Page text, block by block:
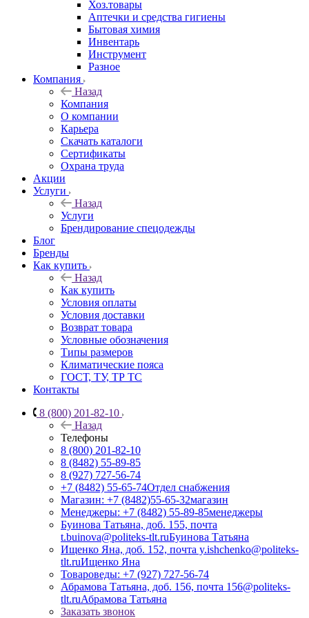
Хоз.товары
Аптечки и средства гигиены
Бытовая химия
Инвентарь
Инструмент
Разное
Компания
Назад
Компания
О компании
Карьера
Cкачать каталоги
Сертификаты
Охрана труда
Акции
Услуги
Назад
Услуги
Брендирование спецодежды
Блог
Бренды
Как купить
Назад
Как купить
Условия оплаты
Условия доставки
Возврат товара
Условные обозначения
Типы размеров
Климатические пояса
ГОСТ, ТУ, ТР ТС
Контакты
8 (800) 201-82-10
Назад
Телефоны
8 (800) 201-82-10
8 (8482) 55-89-85
8 (927) 727-56-74
+7 (8482) 55-65-74Отдел снабжения
Магазин: +7 (8482)55-65-32магазин
Менеджеры: +7 (8482) 55-89-85менеджеры
Буинова Татьяна, доб. 155, почта
t.buinova@politeks-tlt.ruБуинова Татьяна
Ищенко Яна, доб. 152, почта y.ishchenko@politeks-
tlt.ruИщенко Яна
Товароведы: +7 (927) 727-56-74
Абрамова Татьяна, доб. 156, почта 156@politeks-
tlt.ruАбрамова Татьяна
Заказать звонок